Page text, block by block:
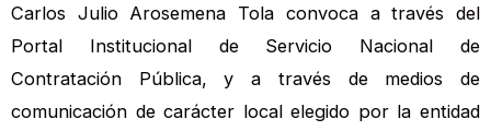
Carlos Julio Arosemena Tola convoca a través del
Portal Institucional de Servicio Nacional de
Contratación Pública, y a través de medios de
comunicación de carácter local elegido por la entidad